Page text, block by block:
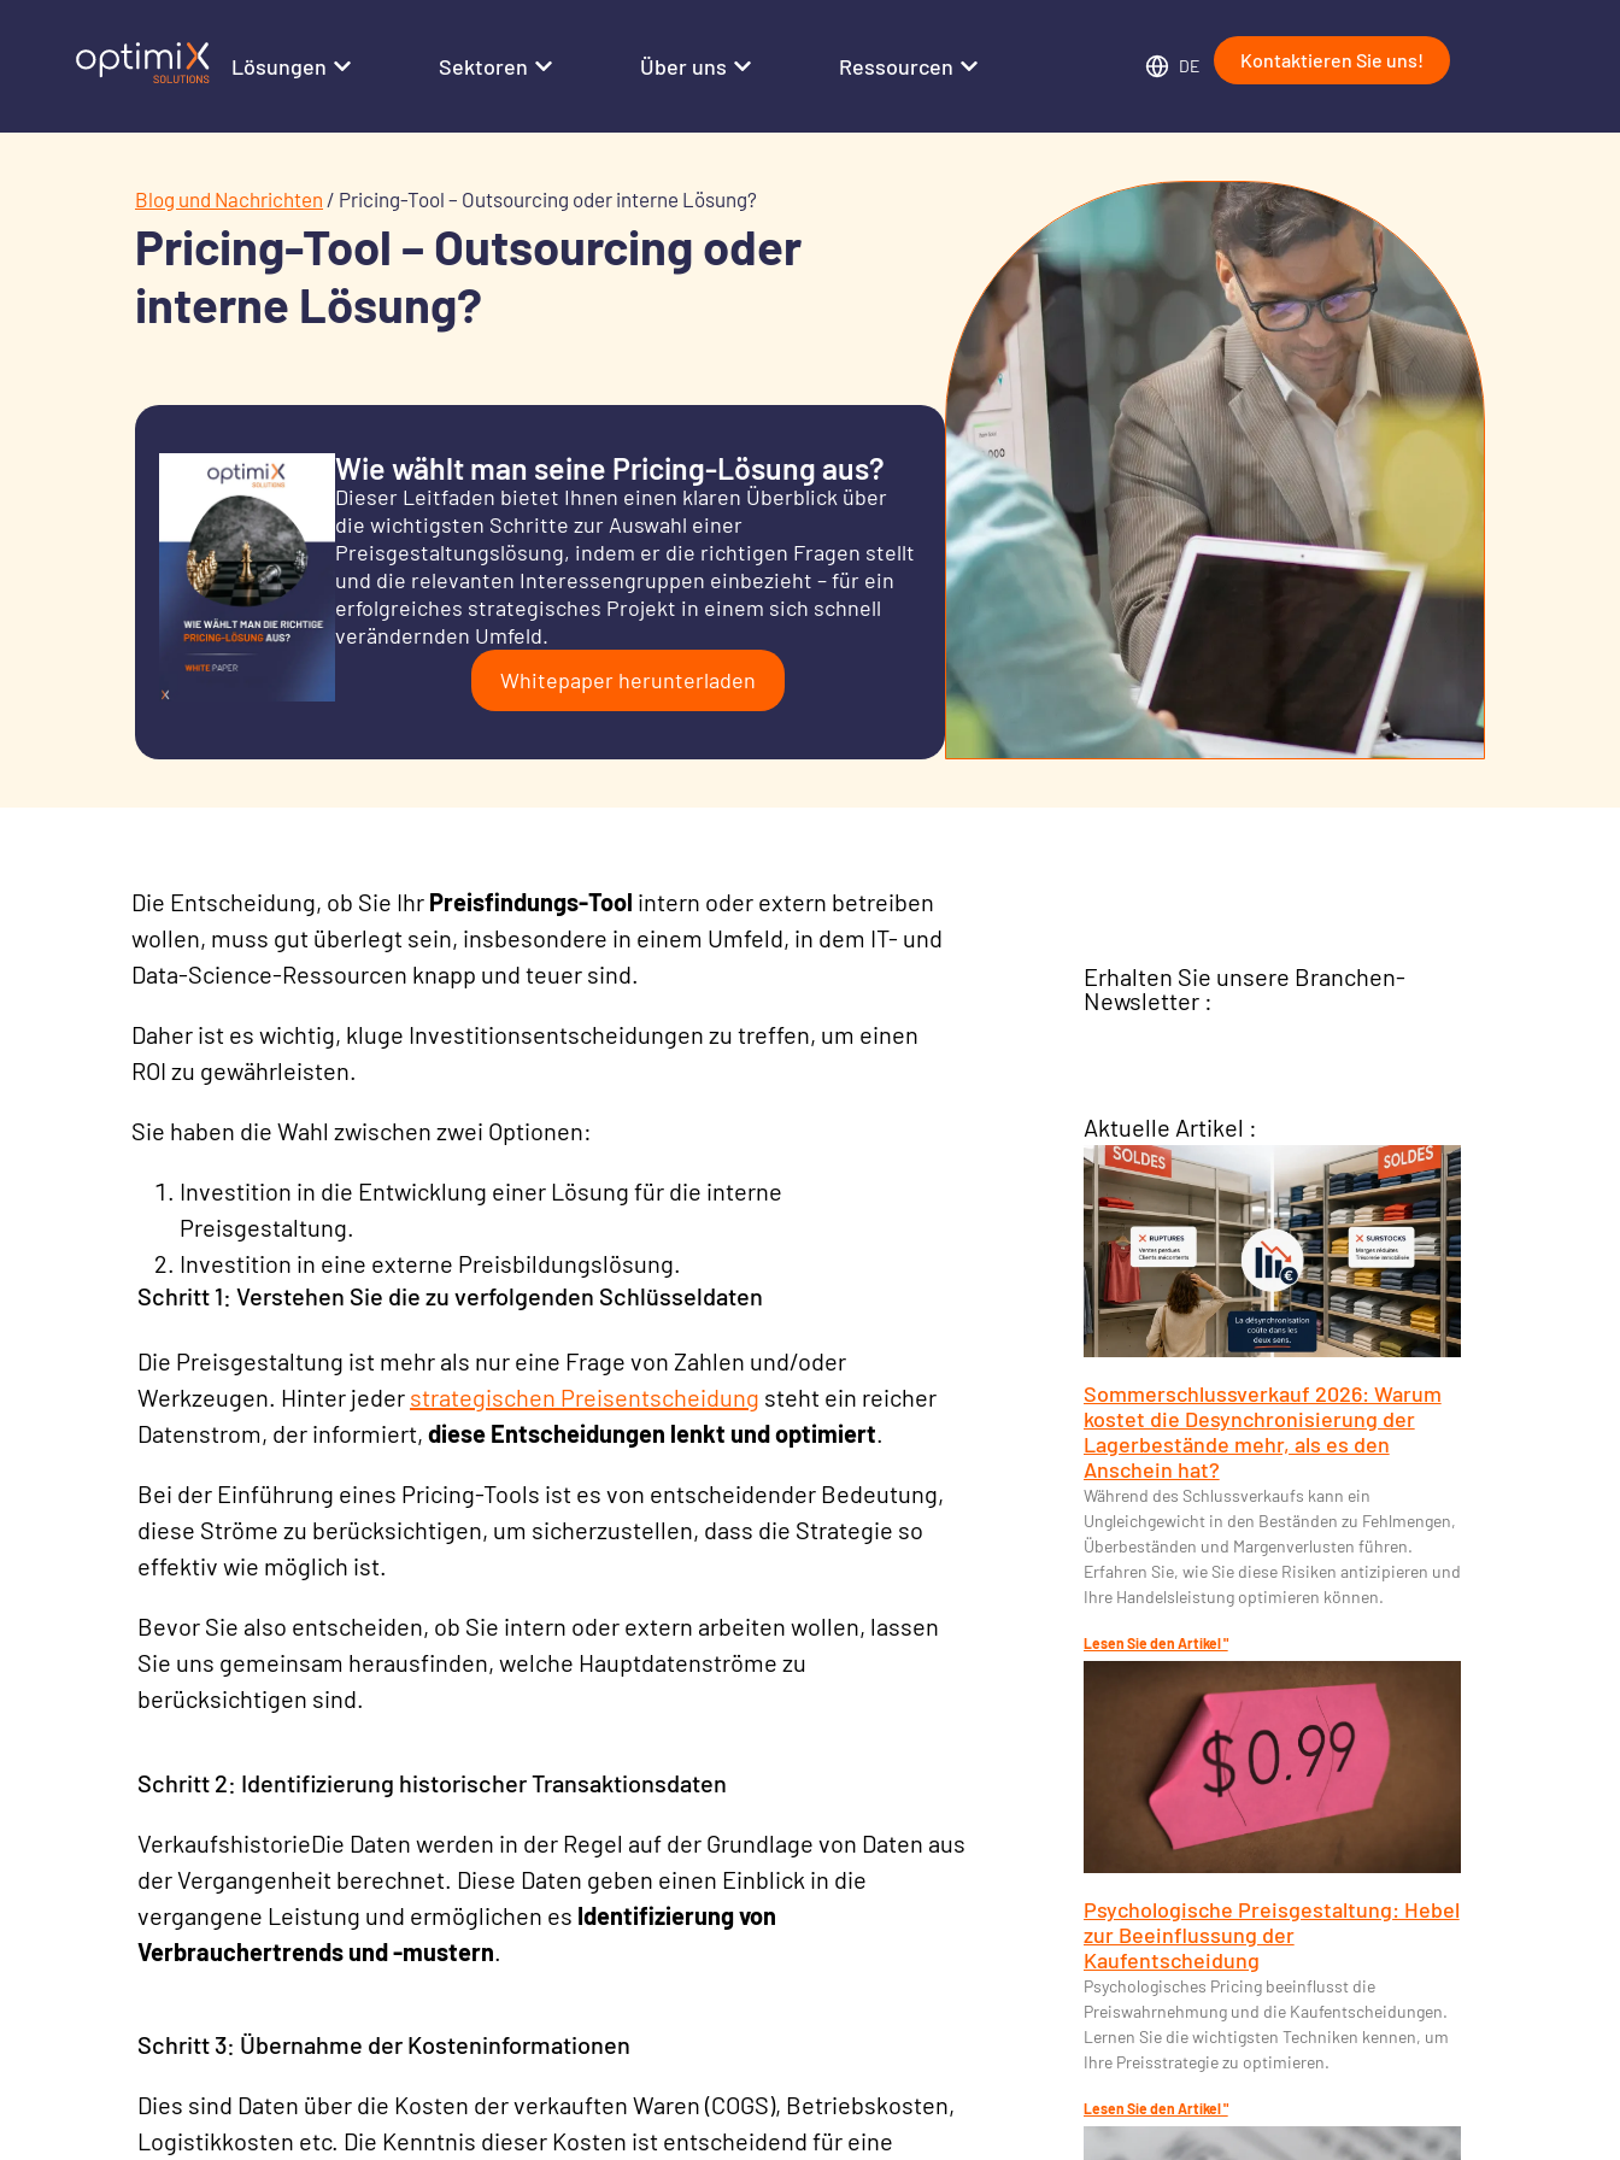
Lösungen Sektoren Über uns Ressourcen DE Kontaktieren Sie uns!
Blog und Nachrichten / Pricing-Tool – Outsourcing oder interne Lösung?
Pricing-Tool – Outsourcing oder
interne Lösung?
Wie wählt man seine Pricing-Lösung aus?
Dieser Leitfaden bietet Ihnen einen klaren Überblick über
die wichtigsten Schritte zur Auswahl einer
Preisgestaltungslösung, indem er die richtigen Fragen stellt
und die relevanten Interessengruppen einbezieht – für ein
erfolgreiches strategisches Projekt in einem sich schnell
verändernden Umfeld.
Whitepaper herunterladen
Die Entscheidung, ob Sie Ihr Preisfindungs-Tool intern oder extern betreiben
wollen, muss gut überlegt sein, insbesondere in einem Umfeld, in dem IT- und
Data-Science-Ressourcen knapp und teuer sind.
Daher ist es wichtig, kluge Investitionsentscheidungen zu treffen, um einen
ROI zu gewährleisten.
Sie haben die Wahl zwischen zwei Optionen:
Investition in die Entwicklung einer Lösung für die interne
Preisgestaltung.
Investition in eine externe Preisbildungslösung.
Schritt 1: Verstehen Sie die zu verfolgenden Schlüsseldaten
Die Preisgestaltung ist mehr als nur eine Frage von Zahlen und/oder
Werkzeugen. Hinter jeder strategischen Preisentscheidung steht ein reicher
Datenstrom, der informiert, diese Entscheidungen lenkt und optimiert.
Bei der Einführung eines Pricing-Tools ist es von entscheidender Bedeutung,
diese Ströme zu berücksichtigen, um sicherzustellen, dass die Strategie so
effektiv wie möglich ist.
Bevor Sie also entscheiden, ob Sie intern oder extern arbeiten wollen, lassen
Sie uns gemeinsam herausfinden, welche Hauptdatenströme zu
berücksichtigen sind.
Schritt 2: Identifizierung historischer Transaktionsdaten
VerkaufshistorieDie Daten werden in der Regel auf der Grundlage von Daten aus
der Vergangenheit berechnet. Diese Daten geben einen Einblick in die
vergangene Leistung und ermöglichen es Identifizierung von
Verbrauchertrends und -mustern.
Schritt 3: Übernahme der Kosteninformationen
Dies sind Daten über die Kosten der verkauften Waren (COGS), Betriebskosten,
Logistikkosten etc. Die Kenntnis dieser Kosten ist entscheidend für eine
Erhalten Sie unsere Branchen-
Newsletter :
Aktuelle Artikel :
Sommerschlussverkauf 2026: Warum
kostet die Desynchronisierung der
Lagerbestände mehr, als es den
Anschein hat?
Während des Schlussverkaufs kann ein
Ungleichgewicht in den Beständen zu Fehlmengen,
Überbeständen und Margenverlusten führen.
Erfahren Sie, wie Sie diese Risiken antizipieren und
Ihre Handelsleistung optimieren können.
Lesen Sie den Artikel "
Psychologische Preisgestaltung: Hebel
zur Beeinflussung der
Kaufentscheidung
Psychologisches Pricing beeinflusst die
Preiswahrnehmung und die Kaufentscheidungen.
Lernen Sie die wichtigsten Techniken kennen, um
Ihre Preisstrategie zu optimieren.
Lesen Sie den Artikel "